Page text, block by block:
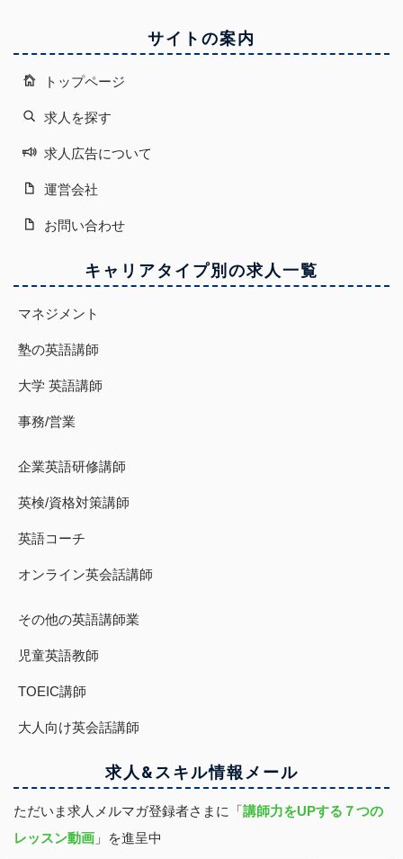
サイトの案内
トップページ
求人を探す
求人広告について
運営会社
お問い合わせ
キャリアタイプ別の求人一覧
マネジメント
塾の英語講師
大学 英語講師
事務/営業
企業英語研修講師
英検/資格対策講師
英語コーチ
オンライン英会話講師
その他の英語講師業
児童英語教師
TOEIC講師
大人向け英会話講師
求人&スキル情報 メール
ただいま求人メルマガ登録者さまに「講師力をUPする７つの
レッスン動画 」を進呈中